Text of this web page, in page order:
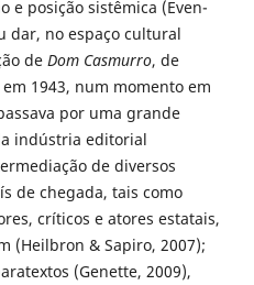
e posição sistêmica (Even-
dar, no espaço cultural
de Dom Casmurro, de
1943, num momento em
por uma grande
indústria editorial
de diversos
de chegada, tais como
críticos e atores estatais,
(Heilbron & Sapiro, 2007);
(Genette, 2009),